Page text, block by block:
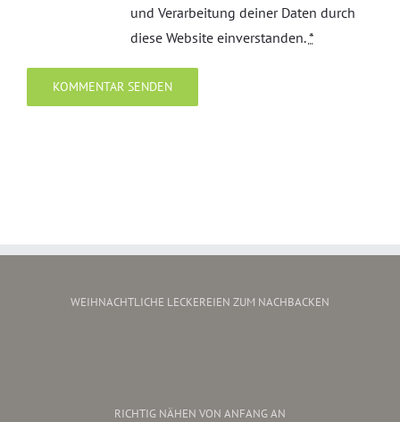
und Verarbeitung deiner Daten durch
diese Website einverstanden.*
WEIHNACHTLICHE LECKEREIEN ZUM NACHBACKEN
RICHTIG NÄHEN VON ANFANG AN